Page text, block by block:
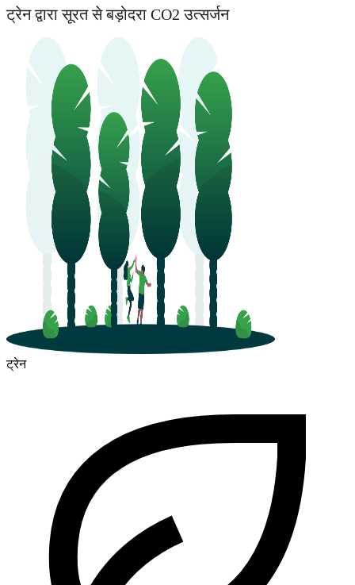
ट्रेन द्वारा सूरत से बड़ोदरा CO2 उत्सर्जन
ट्रेन